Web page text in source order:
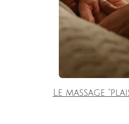
Le massage